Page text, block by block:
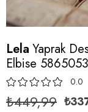
Lela Yaprak
Elbise
0.0
₺449,99